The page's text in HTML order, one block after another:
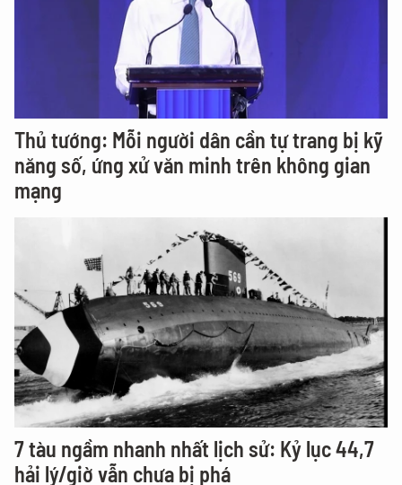
Thủ tướng: Mỗi người dân cần tự trang bị kỹ
năng số, ứng xử văn minh trên không gian
mạng
7 tàu ngầm nhanh nhất lịch sử: Kỷ lục 44,7
hải lý/giờ vẫn chưa bị phá